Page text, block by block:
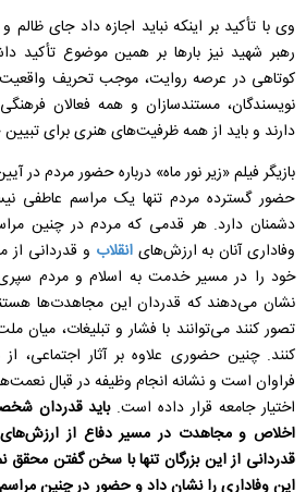
وی با تأکید بر اینکه نباید اجازه داد جای ظالم
رهبر شهید نیز بارها بر همین موضوع تأکید
کوتاهی در عرصه روایت، موجب تحریف واقعیت
نویسندگان، مستندسازان و همه فعالان
دارند و باید از همه ظرفیت‌های هنری برای
بازیگر فیلم «زیر نور ماه» درباره حضور مردم در
حضور گسترده مردم تنها یک مراسم عاطفی
دشمنان دارد. هر قدمی که مردم در چنین
وفاداری آنان به ارزش‌هایانقلاب و قدردانی
خود را در مسیر خدمت به اسلام و مردم
نشان می‌دهند که قدردان این مجاهدت‌ها
تصور کنند می‌توانند با فشار و تبلیغات، میان
کنند. چنین حضوری علاوه بر آثار اجتماعی،
فراوان است و نشانه انجام وظیفه در قبال
اختیار جامعه قرار داده است.باید قدردان
اخلاص و مجاهدت در مسیر دفاع از ارزش‌های
قدردانی از این بزرگان تنها با سخن گفتن محقق
این وفاداری را نشان داد و حضور در چنین